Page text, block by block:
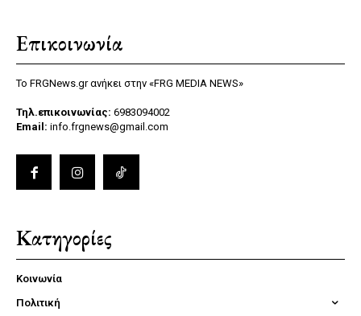
Επικοινωνία
Το FRGNews.gr ανήκει στην «FRG MEDIA NEWS»
Τηλ.επικοινωνίας: 6983094002
Email: info.frgnews@gmail.com
Κατηγορίες
Κοινωνία
Πολιτική